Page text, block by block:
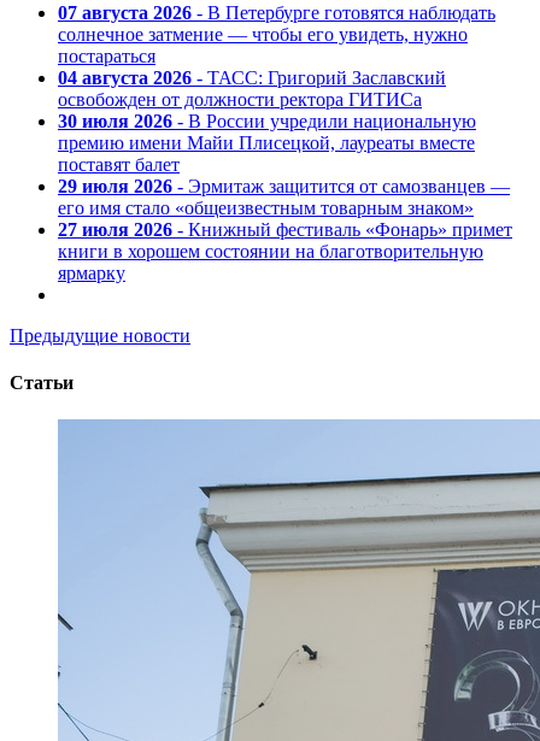
07 августа 2026 - В Петербурге готовятся наблюдать
солнечное затмение — чтобы его увидеть, нужно
постараться
04 августа 2026 - ТАСС: Григорий Заславский
освобожден от должности ректора ГИТИСа
30 июля 2026 - В России учредили национальную
премию имени Майи Плисецкой, лауреаты вместе
поставят балет
29 июля 2026 - Эрмитаж защитится от самозванцев —
его имя стало «общеизвестным товарным знаком»
27 июля 2026 - Книжный фестиваль «Фонарь» примет
книги в хорошем состоянии на благотворительную
ярмарку
Предыдущие новости
Статьи